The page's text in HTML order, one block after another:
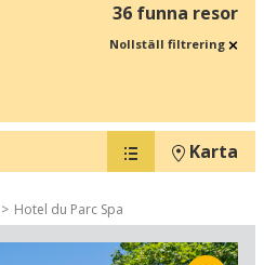
av en semester >
36 funna resor
Nollställ filtrering
Karta
Hotel du Parc Spa